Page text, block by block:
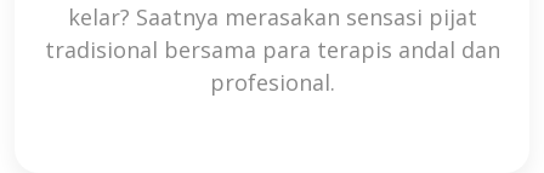
kelar? Saatnya merasakan sensasi pijat
tradisional bersama para terapis andal dan
profesional.